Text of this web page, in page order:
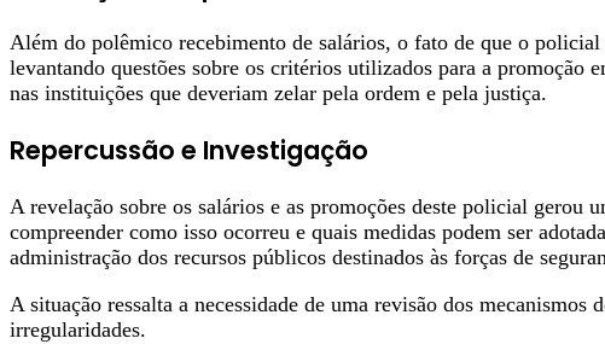
Além do polêmico recebimento de salários, o fato de que o
levantando questões sobre os critérios utilizados para a promoção
nas instituições que deveriam zelar pela ordem e pela justiça.
Repercussão e Investigação
A revelação sobre os salários e as promoções deste policial gerou
compreender como isso ocorreu e quais medidas podem ser
administração dos recursos públicos destinados às forças de
A situação ressalta a necessidade de uma revisão dos
irregularidades.